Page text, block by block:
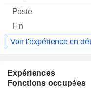
Voir l'expérience en
Expériences
Fonctions occupées